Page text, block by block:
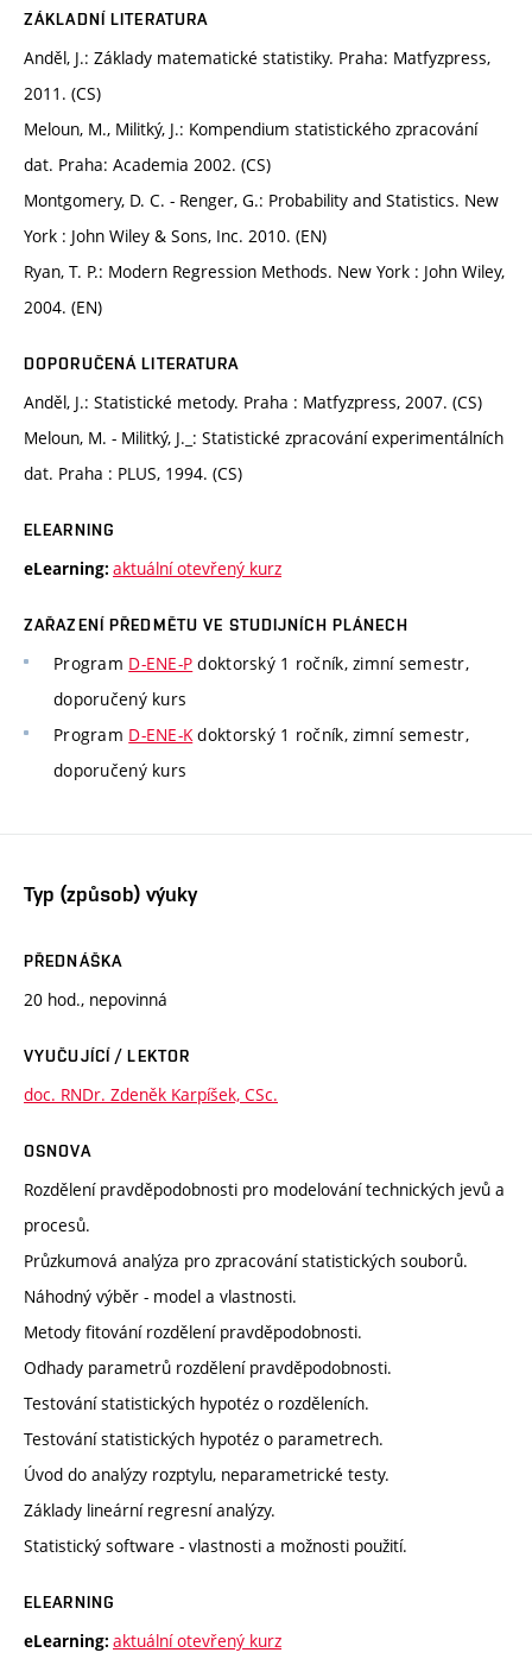
ZÁKLADNÍ LITERATURA
Anděl, J.: Základy matematické statistiky. Praha: Matfyzpress,
2011. (CS)
Meloun, M., Militký, J.: Kompendium statistického zpracování
dat. Praha: Academia 2002. (CS)
Montgomery, D. C. - Renger, G.: Probability and Statistics. New
York : John Wiley & Sons, Inc. 2010. (EN)
Ryan, T. P.: Modern Regression Methods. New York : John Wiley,
2004. (EN)
DOPORUČENÁ LITERATURA
Anděl, J.: Statistické metody. Praha : Matfyzpress, 2007. (CS)
Meloun, M. - Militký, J._: Statistické zpracování experimentálních
dat. Praha : PLUS, 1994. (CS)
ELEARNING
eLearning: aktuální otevřený kurz
ZAŘAZENÍ PŘEDMĚTU VE STUDIJNÍCH PLÁNECH
Program D-ENE-P doktorský 1 ročník, zimní semestr,
doporučený kurs
Program D-ENE-Kdoktorský 1 ročník, zimní semestr,
doporučený kurs
Typ (způsob) výuky
PŘEDNÁŠKA
20 hod., nepovinná
VYUČUJÍCÍ / LEKTOR
doc. RNDr. Zdeněk Karpíšek, CSc.
OSNOVA
Rozdělení pravděpodobnosti pro modelování technických jevů a
procesů.
Průzkumová analýza pro zpracování statistických souborů.
Náhodný výběr - model a vlastnosti.
Metody fitování rozdělení pravděpodobnosti.
Odhady parametrů rozdělení pravděpodobnosti.
Testování statistických hypotéz o rozděleních.
Testování statistických hypotéz o parametrech.
Úvod do analýzy rozptylu, neparametrické testy.
Základy lineární regresní analýzy.
Statistický software - vlastnosti a možnosti použití.
ELEARNING
eLearning: aktuální otevřený kurz